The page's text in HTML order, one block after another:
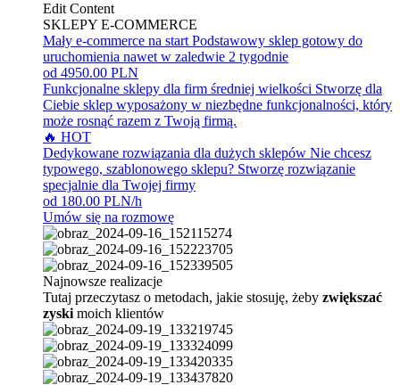
Edit Content
SKLEPY E-COMMERCE
Mały e-commerce na start Podstawowy sklep gotowy do
uruchomienia nawet w zaledwie 2 tygodnie
od 4950.00 PLN
Funkcjonalne sklepy dla firm średniej wielkości Stworzę dla
Ciebie sklep wyposażony w niezbędne funkcjonalności, który
może rosnąć razem z Twoją firmą.
🔥 HOT
Dedykowane rozwiązania dla dużych sklepów Nie chcesz
typowego, szablonowego sklepu? Stworzę rozwiązanie
specjalnie dla Twojej firmy
od 180.00 PLN/h
Umów się na rozmowę
Najnowsze realizacje
Tutaj przeczytasz o metodach, jakie stosuję, żeby zwiększać
zyski moich klientów